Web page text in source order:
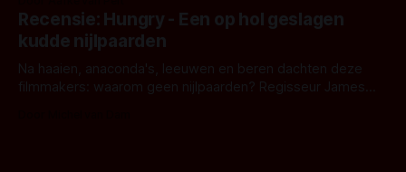
achtergrond, belooft iets kleurrijks maar onheilspellends,
iets ongrijpbaars. En dat maakt De Groen met ieder woord
waar.
Recensie: Hungry - Een op hol geslagen
kudde nijlpaarden
Na haaien, anaconda's, leeuwen en beren dachten deze
filmmakers: waarom geen nijlpaarden? Regisseur James